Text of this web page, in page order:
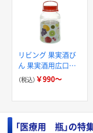
リビング 果実酒び
ん 果実酒用広口び
ん
（税込） ￥990～
「医療用 瓶」の特